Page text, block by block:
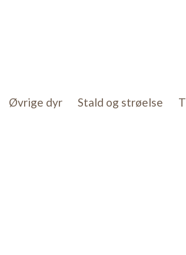
Øvrige dyr Stald og strøelse